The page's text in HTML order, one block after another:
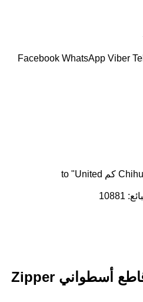
Facebook WhatsApp Viber
2521 كم to "United
10881
معلومات إضافية — قاطع أسطواني Zipper